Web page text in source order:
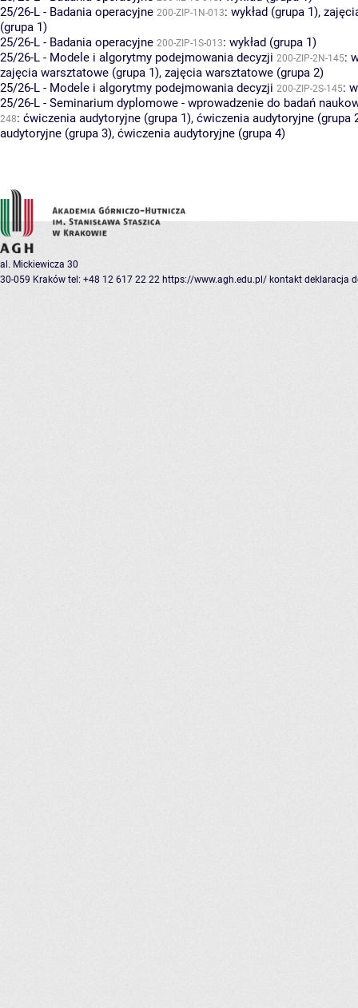
25/26-L - Badania operacyjne 200-ZIP-1N-013: wykład (grupa 1),
(grupa 1)
25/26-L - Badania operacyjne 200-ZIP-1S-013: wykład (grupa 1)
25/26-L - Modele i algorytmy podejmowania decyzji 200-ZIP-2N-145:
zajęcia warsztatowe (grupa 1), zajęcia warsztatowe (grupa 2)
25/26-L - Modele i algorytmy podejmowania decyzji 200-ZIP-2S-145:
25/26-L - Seminarium dyplomowe - wprowadzenie do badań
248: ćwiczenia audytoryjne (grupa 1), ćwiczenia audytoryjne (grupa
audytoryjne (grupa 3), ćwiczenia audytoryjne (grupa 4)
al. Mickiewicza 30
30-059 Kraków tel: +48 12 617 22 22 https://www.agh.edu.pl/ kontakt deklaracja